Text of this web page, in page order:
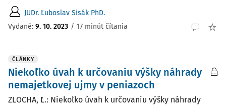
JUDr. Ľuboslav Sisák PhD.
Vydané: 9. 10. 2023 / 17 minút čítania
ČLÁNKY
Niekoľko úvah k určovaniu výšky náhrady
nemajetkovej ujmy v peniazoch
ZLOCHA, Ľ.: Niekoľko úvah k určovaniu výšky náhrady